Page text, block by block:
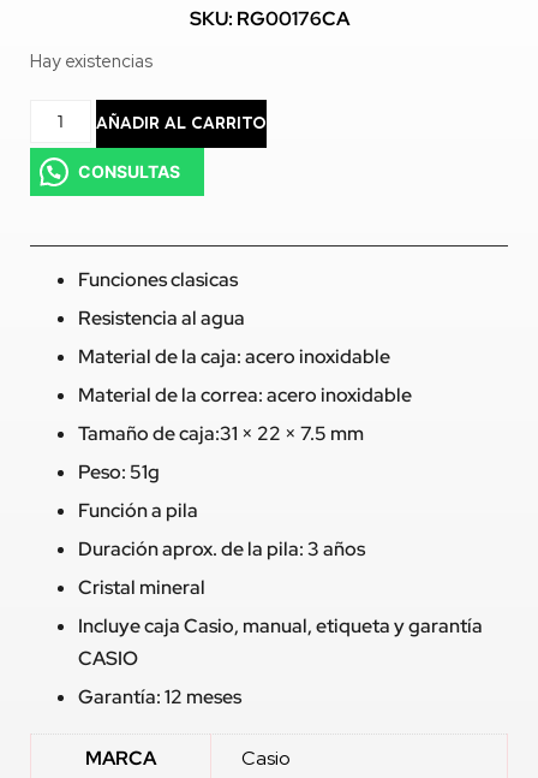
SKU: RG00176CA
Hay existencias
AÑADIR AL CARRITO
CONSULTAS
Funciones clasicas
Resistencia al agua
Material de la caja: acero inoxidable
Material de la correa: acero inoxidable
Tamaño de caja:31 × 22 × 7.5 mm
Peso: 51g
Función a pila
Duración aprox. de la pila: 3 años
Cristal mineral
Incluye caja Casio, manual, etiqueta y garantía
CASIO
Garantía: 12 meses
MARCA Casio